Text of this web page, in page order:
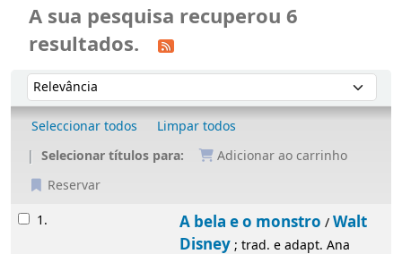
A sua pesquisa recuperou 6
resultados.
Ordenar
Ordenar por:
Seleccionar todos
Limpar todos
Selecionar títulos para:
Adicionar ao carrinho
Reservar
Resultados
1. A bela e o monstro/Walt Disney; trad. e
adapt. Ana Maria Guedes, Rui Guedes